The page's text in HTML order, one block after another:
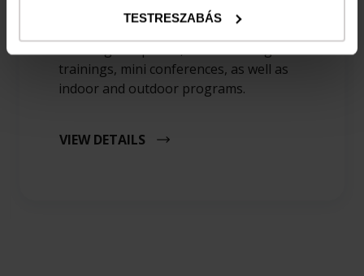
TESTRESZABÁS
Fried Kastély*** Hotel offers excellent
facilities for one- or multi-day meetings,
trainings, mini conferences, as well as
indoor and outdoor programs.
VIEW DETAILS